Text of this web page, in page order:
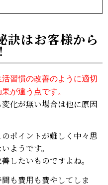
訣はお客様から
活習慣の改善のように適切
が違う点です。
化が無い場合は他に原因
ポイントが難しく中々思
ようです。
したいものですよね。
も費用も費やしてしま